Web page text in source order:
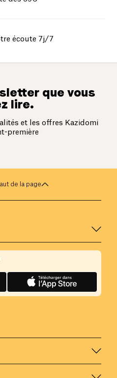
écoute 7j/7
que vous
lire.
et les offres Kazidomi
première
de la page